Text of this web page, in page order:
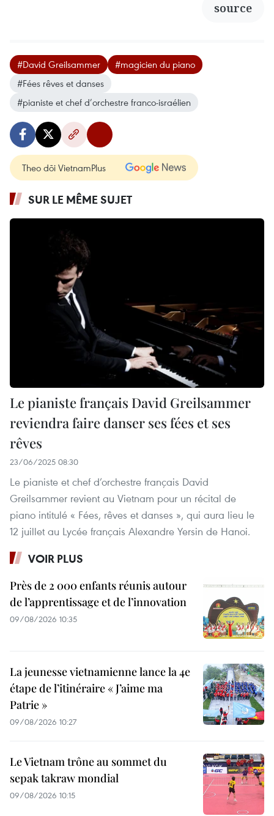
source
#David Greilsammer
#magicien du piano
#Fées rêves et danses
#pianiste et chef d’orchestre franco-israélien
Theo dõi VietnamPlus
SUR LE MÊME SUJET
Le pianiste français David Greilsammer
reviendra faire danser ses fées et ses
rêves
23/06/2025 08:30
Le pianiste et chef d’orchestre français David
Greilsammer revient au Vietnam pour un récital de
piano intitulé « Fées, rêves et danses », qui aura lieu le
12 juillet au Lycée français Alexandre Yersin de Hanoi.
VOIR PLUS
Près de 2 000 enfants réunis autour
de l’apprentissage et de l’innovation
09/08/2026 10:35
La jeunesse vietnamienne lance la 4e
étape de l’itinéraire « J’aime ma
Patrie »
09/08/2026 10:27
Le Vietnam trône au sommet du
sepak takraw mondial
09/08/2026 10:15